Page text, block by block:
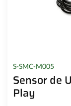
S-SMC-M005
Sensor de
Play